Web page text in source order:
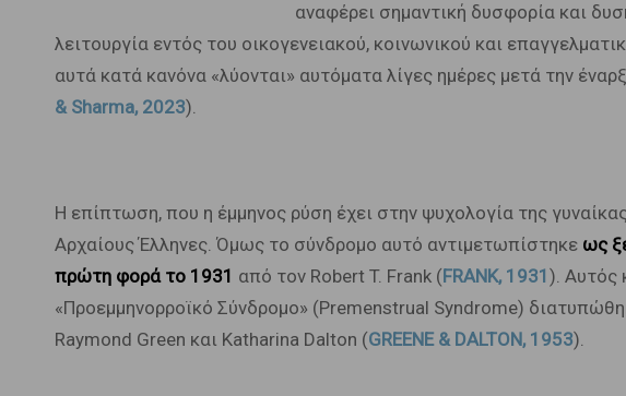
αναφέρει σημαντική δυσφορία και
λειτουργία εντός του οικογενειακού, κοινωνικού και
αυτά κατά κανόνα «λύονται» αυτόματα λίγες ημέρες μετά την
& Sharma, 2023).
Η επίπτωση, που η έμμηνος ρύση έχει στην ψυχολογία της
Αρχαίους Έλληνες. Όμως το σύνδρομο αυτό αντιμετωπίστηκε ως
πρώτη φορά το 1931 από τον Robert T. Frank (FRANK, 1931 ). Αυτός
«Προεμμηνορροϊκό Σύνδρομο» (Premenstrual Syndrome)
Raymond Green και Katharina Dalton (GREENE & DALTON, 1953).